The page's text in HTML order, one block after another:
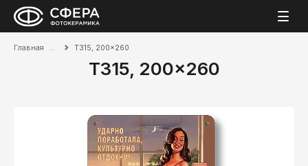
Главная T315, 200x260
T315, 200x260